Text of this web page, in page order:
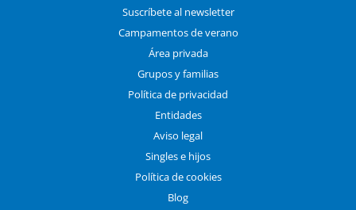
Suscríbete al newsletter
Campamentos de verano
Área privada
Grupos y familias
Política de privacidad
Entidades
Aviso legal
Singles e hijos
Política de cookies
Blog